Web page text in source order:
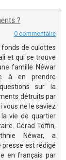
?
0 commentaire
de culottes
et qui se trouve
famille Néwar
à en prendre
sur la
détruits par
vous ne le saviez
vie de quartier
Gérad Toffin,
Néwar, a
est rédigé
en français par